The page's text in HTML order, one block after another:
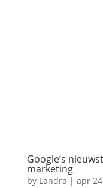
Google’s
marketing
by Landra | apr